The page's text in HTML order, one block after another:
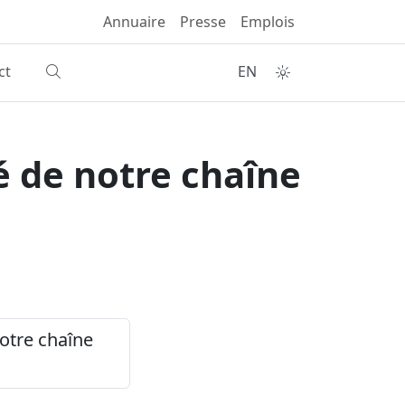
Annuaire Presse Emplois
EN
de notre chaîne
chaîne